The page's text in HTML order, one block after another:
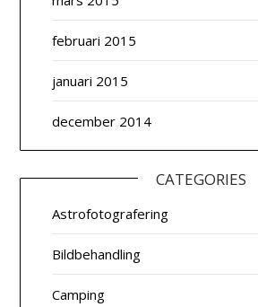
februari 2015
januari 2015
december 2014
CATEGORIES
Astrofotografering
Bildbehandling
Camping